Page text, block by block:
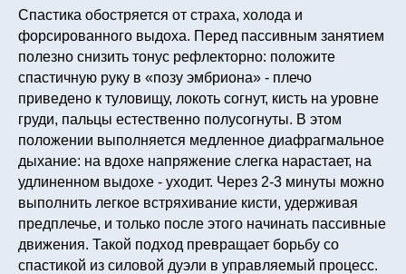
Спастика обостряется от страха, холода и
форсированного выдоха. Перед пассивным занятием
полезно снизить тонус рефлекторно: положите
спастичную руку в «позу эмбриона» - плечо
приведено к туловищу, локоть согнут, кисть на уровне
груди, пальцы естественно полусогнуты. В этом
положении выполняется медленное диафрагмальное
дыхание: на вдохе напряжение слегка нарастает, на
удлиненном выдохе - уходит. Через 2-3 минуты можно
выполнить легкое встряхивание кисти, удерживая
предплечье, и только после этого начинать пассивные
движения. Такой подход превращает борьбу со
спастикой из силовой дуэли в управляемый процесс.